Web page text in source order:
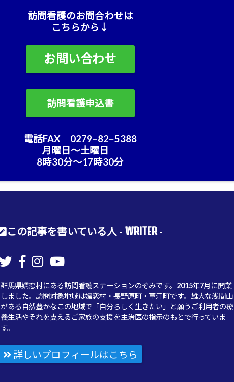
訪問看護のお問合わせは
こちらから↓
お問い合わせ
訪問看護申込書
電話FAX 0279−82−5388
月曜日〜土曜日
8時30分〜17時30分
この記事を書いている人 - WRITER-
群馬県嬬恋村にある訪問看護ステーションのぞみです。2015年7月に開業
しました。訪問対象地域は嬬恋村・長野原町・草津町です。雄大な浅間山
がある自然豊かなこの地域で「自分らしく生きたい」と願うご利用者の療
養生活やそれを支えるご家族の支援を主治医の指示のもとで行っていま
す。
詳しいプロフィールはこちら